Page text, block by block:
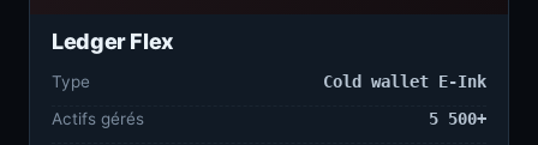
Ledger Flex
Type
Cold wallet E-Ink
Actifs gérés
5 500+